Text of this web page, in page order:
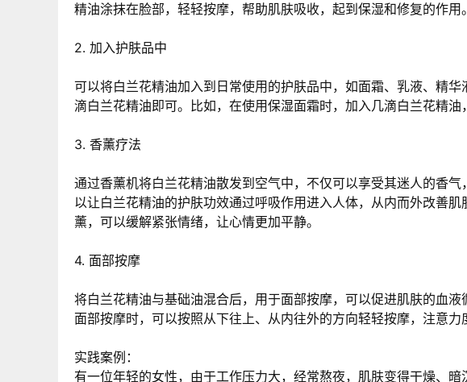
精油涂抹在脸部，轻轻按摩，帮助肌肤吸收，起到保湿和修复的作用。
2. 加入护肤品中
可以将白兰花精油加入到日常使用的护肤品中，如面霜、乳液、精
滴白兰花精油即可。比如，在使用保湿面霜时，加入几滴白兰花精油
3. 香薰疗法
通过香薰机将白兰花精油散发到空气中，不仅可以享受其迷人的香
以让白兰花精油的护肤功效通过呼吸作用进入人体，从内而外改善
薰，可以缓解紧张情绪，让心情更加平静。
4. 面部按摩
将白兰花精油与基础油混合后，用于面部按摩，可以促进肌肤的血
面部按摩时，可以按照从下往上、从内往外的方向轻轻按摩，注意力
实践案例：
有一位年轻的女性，由于工作压力大，经常熬夜，肌肤变得干燥、